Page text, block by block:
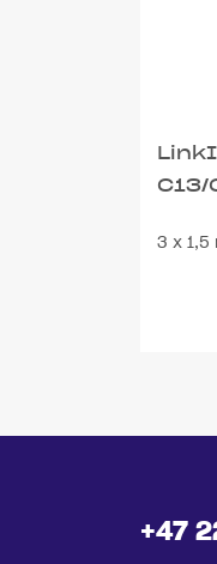
C13/
3 x 1,5
+47